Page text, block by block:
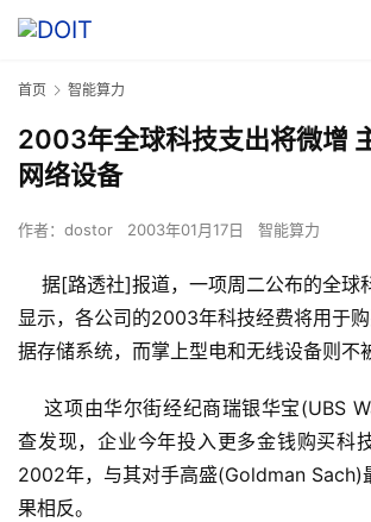
首页 智能算力
2003年全球科技支出将微增
网络设备
作者： dostor 2003年01月17日 智能算力
据[路透社]报道，一项周二公布的全球
显示，各公司的2003年科技经费将用于
据存储系统，而掌上型电和无线设备则不
这项由华尔街经纪商瑞银华宝(UBS
查发现，企业今年投入更多金钱购买科
2002年，与其对手高盛(Goldman Sach)
果相反。